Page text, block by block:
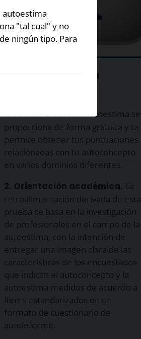
¿Por qué usar esta
1. Gratis.El Test de Autoestima se
proporciona de forma gratuita y te
permite obtener tus puntuaciones
relacionadas con tu autoconcepto
en varios dominios diferentes.
2. Orientación académica. La
retroalimentación derivada de esta
prueba se basa en la investigación
de profesionales en el campo de la
autoestima, con la intención de
entregar una imagen clara de las
características de los encuestados
que indican el autoconcepto y la
autoestima medidos de acuerdo a
ítems estandarizados en un
formato de cuestionario de
autoinforme.
autoestima
"tal cual" y no
ningún tipo. Para